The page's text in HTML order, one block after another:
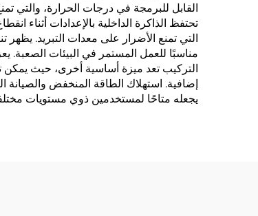
القابل للبرمجة في درجات الحرارة، والتي
تحتفظ الذاكرة الداخلية بالإعدادات أثناء
التي تمنع الأضرار على معدات التبريد.
مناسبًا للعمل المستمر في البيئات الصعبة.
التركيب تعد ميزة أساسية أخرى، حيث يمكن
إضافية. استهلاك الطاقة المنخفض والصيانة
يجعله متاحًا لمستخدمين ذوي مستويات